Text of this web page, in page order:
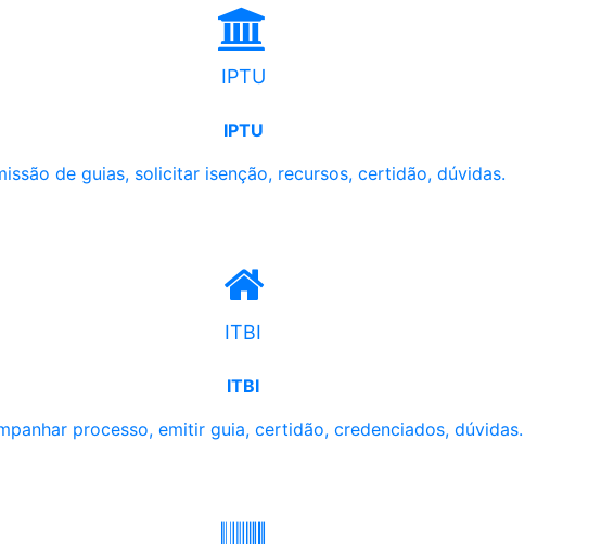
IPTU
IPTU
de guias, solicitar isenção, recursos, certidão, dúvidas.
ITBI
ITBI
processo, emitir guia, certidão, credenciados, dúvidas.